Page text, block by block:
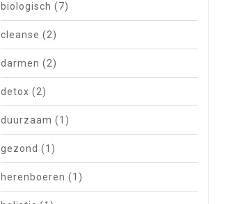
biologisch (7)
cleanse (2)
darmen (2)
detox (2)
duurzaam (1)
gezond (1)
herenboeren (1)